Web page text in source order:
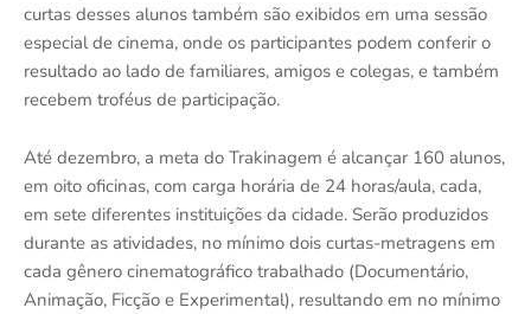
curtas desses alunos também são exibidos em uma sessão
especial de cinema, onde os participantes podem conferir o
resultado ao lado de familiares, amigos e colegas, e também
recebem troféus de participação.
Até dezembro, a meta do Trakinagem é alcançar 160 alunos,
em oito oficinas, com carga horária de 24 horas/aula, cada,
em sete diferentes instituições da cidade. Serão produzidos
durante as atividades, no mínimo dois curtas-metragens em
cada gênero cinematográfico trabalhado (Documentário,
Animação, Ficção e Experimental), resultando em no mínimo